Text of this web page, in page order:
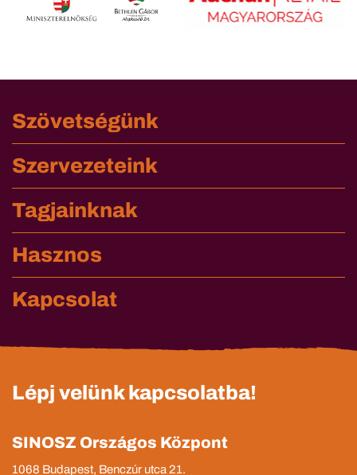
Szövetségünk
Szervezeteink
Tagjainknak
Hasznos
Kapcsolat
Lépj velünk kapcsolatba!
SINOSZ Országos Központ
1068 Budapest, Benczúr utca 21.